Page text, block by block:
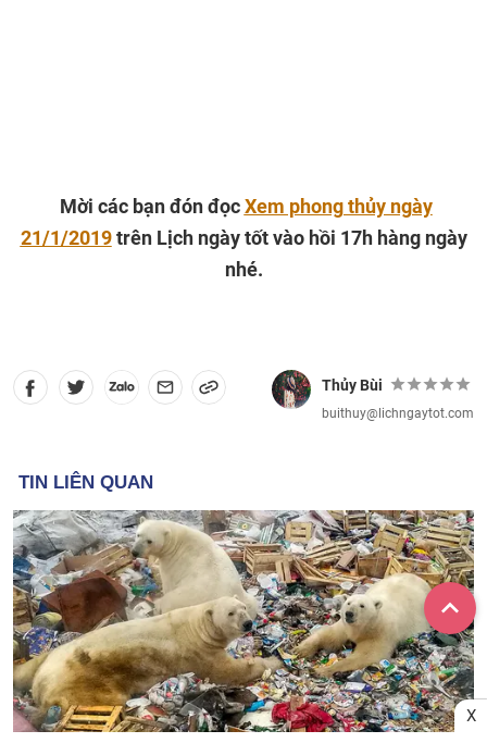
Mời các bạn đón đọcXem phong thủy ngày
21/1/2019trên Lịch ngày tốt vào hồi 17h hàng ngày
nhé.
Thủy Bùi
buithuy@lichngaytot.com
X